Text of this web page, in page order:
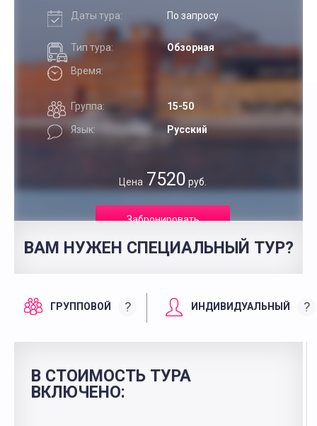
Даты тура:
По запросу
Тип тура: Обзорная
Время:
Группа: 15-50
Язык: Русский
Цена 7520 руб.
Забронировать
ВАМ НУЖЕН СПЕЦИАЛЬНЫЙ ТУР?
ГРУППОВОЙ ? ИНДИВИДУАЛЬНЫЙ ?
В СТОИМОСТЬ ТУРА
ВКЛЮЧЕНО: